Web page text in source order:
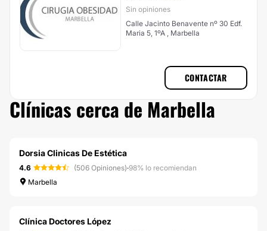
Sin opiniones
Calle Jacinto Benavente nº 30 Edf.
Maria 5, 1ºA , Marbella
CONTACTAR
Clínicas cerca de Marbella
Dorsia Clinicas De Estética
4.6 (506 Opiniones)·98% lo recomiendan
Marbella
Clínica Doctores López